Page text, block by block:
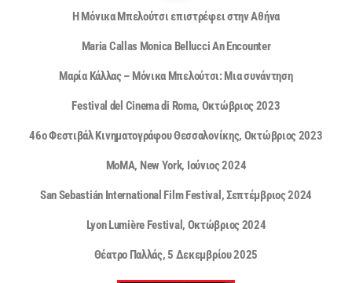
Η Μόνικα Μπελούτσι επιστρέφει στην Αθήνα
Maria Callas Monica Bellucci An Encounter
Μαρία Κάλλας – Μόνικα Μπελούτσι: Μια συνάντηση
Festival del Cinema di Roma, Οκτώβριος 2023
46o Φεστιβάλ Κινηματογράφου Θεσσαλονίκης, Οκτώβριος 2023
MoMA, New York, Ιούνιος 2024
San Sebastián International Film Festival, Σεπτέμβριος 2024
Lyon Lumière Festival, Οκτώβριος 2024
Θέατρο Παλλάς, 5 Δεκεμβρίου 2025